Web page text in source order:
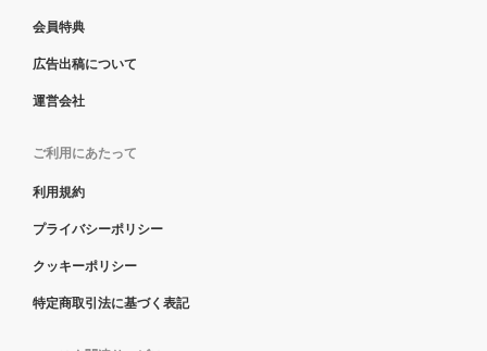
会員特典
広告出稿について
運営会社
ご利用にあたって
利用規約
プライバシーポリシー
クッキーポリシー
特定商取引法に基づく表記